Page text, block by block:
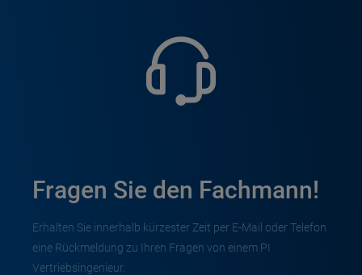
Fragen Sie den Fachmann!
Erhalten Sie innerhalb kürzester Zeit per E-Mail oder Telefon
eine Rückmeldung zu Ihren Fragen von einem PI
Vertriebsingenieur.